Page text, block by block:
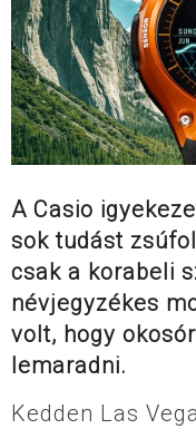
A Casio
sok tudást
csak a korabeli
névjegyzékes
volt, hogy
lemaradni.
Kedden Las